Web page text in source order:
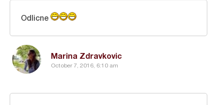
Marina Zdravkovic
October 7, 2016, 6:10 am
Odlicne